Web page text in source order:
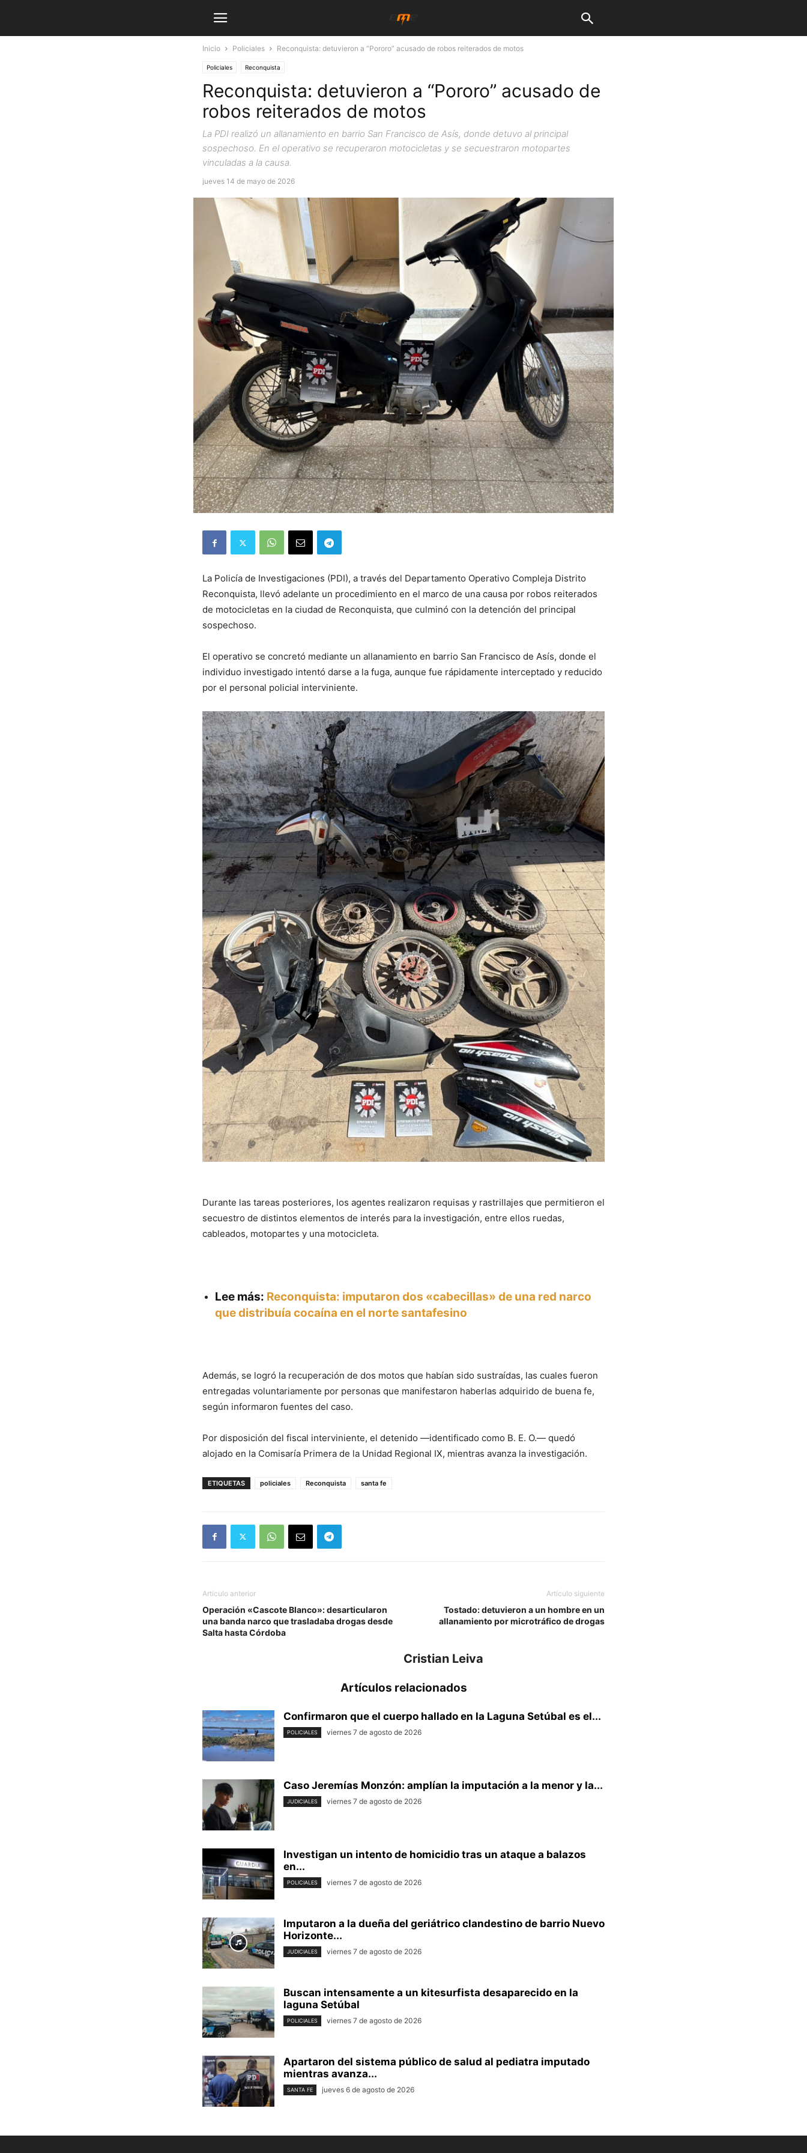
Inicio Policiales Reconquista: detuvieron a “Pororo” acusado de robos reiterados de motos
Policiales Reconquista
Reconquista: detuvieron a “Pororo” acusado de
robos reiterados de motos
La PDI realizó un allanamiento en barrio San Francisco de Asís, donde detuvo al principal
sospechoso. En el operativo se recuperaron motocicletas y se secuestraron motopartes
vinculadas a la causa.
jueves 14 de mayo de 2026
La Policía de Investigaciones (PDI), a través del Departamento Operativo Compleja Distrito
Reconquista, llevó adelante un procedimiento en el marco de una causa por robos reiterados
de motocicletas en la ciudad de Reconquista, que culminó con la detención del principal
sospechoso.
El operativo se concretó mediante un allanamiento en barrio San Francisco de Asís, donde el
individuo investigado intentó darse a la fuga, aunque fue rápidamente interceptado y reducido
por el personal policial interviniente.
Durante las tareas posteriores, los agentes realizaron requisas y rastrillajes que permitieron el
secuestro de distintos elementos de interés para la investigación, entre ellos ruedas,
cableados, motopartes y una motocicleta.
Lee más: Reconquista: imputaron dos «cabecillas» de una red narco
que distribuía cocaína en el norte santafesino
Además, se logró la recuperación de dos motos que habían sido sustraídas, las cuales fueron
entregadas voluntariamente por personas que manifestaron haberlas adquirido de buena fe,
según informaron fuentes del caso.
Por disposición del fiscal interviniente, el detenido —identificado como B. E. O.— quedó
alojado en la Comisaría Primera de la Unidad Regional IX, mientras avanza la investigación.
ETIQUETAS policiales Reconquista santa fe
Artículo anterior
Operación «Cascote Blanco»: desarticularon
una banda narco que trasladaba drogas desde
Salta hasta Córdoba
Artículo siguiente
Tostado: detuvieron a un hombre en un
allanamiento por microtráfico de drogas
Cristian Leiva
Artículos relacionados
Confirmaron que el cuerpo hallado en la Laguna Setúbal es el...
POLICIALES viernes 7 de agosto de 2026
Caso Jeremías Monzón: amplían la imputación a la menor y la...
JUDICIALES viernes 7 de agosto de 2026
Investigan un intento de homicidio tras un ataque a balazos
en...
POLICIALES viernes 7 de agosto de 2026
Imputaron a la dueña del geriátrico clandestino de barrio Nuevo
Horizonte...
JUDICIALES viernes 7 de agosto de 2026
Buscan intensamente a un kitesurfista desaparecido en la
laguna Setúbal
POLICIALES viernes 7 de agosto de 2026
Apartaron del sistema público de salud al pediatra imputado
mientras avanza...
SANTA FE jueves 6 de agosto de 2026